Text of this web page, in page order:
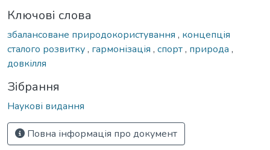
Ключові слова
збалансоване природокористування , концепція
сталого розвитку, гармонізація , спорт, природа ,
довкілля
Зібрання
Наукові видання
Повна інформація про документ